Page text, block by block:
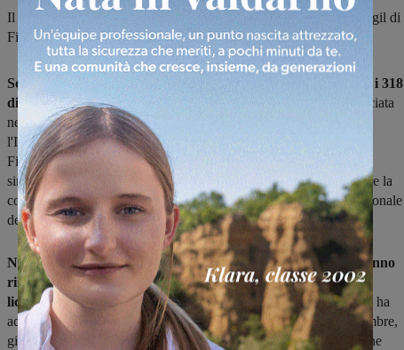
Il commento di Daniele Calosi, Segretario Generale della Fiom Cgil di
Firenze
Sospesa temporaneamente la procedura di licenziamento per i 318
dipendenti della Bekaert di Figline.La decisione è stata annunciata
nell'incontro tenutosi presso l'Agenzia Regionale Toscana per
l'Impiego, alla presenza della direzione aziendale della Bekaert di
Figline Valdarno, di Confindustria Firenze, delle organizzazioni
sindacali Fim, Fiom e Uilm e della Rsu aziendale, per formalizzare la
conclusione della fase sindacale e la continuazione in sede istituzionale
della procedura di licenziamento.
Nel corso dell'incontro le organizzazioni sindacali e la Rsu hanno
rinnovato l'invito a sospendere l'iter della procedura di
licenziamentoaperta lo scorso 22 giugno. La direzione aziendale ha
accettato di sospendere temporaneamente i termini fino al 3 settembre,
giorno in cui le parti si troveranno di nuovo al tavolo della Regione